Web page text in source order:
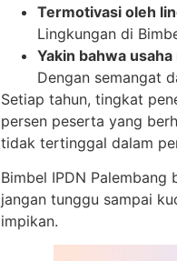
Termotivasi oleh
Lingkungan di
Yakin bahwa
Dengan semangat
Setiap tahun, tingkat
persen peserta yang
tidak tertinggal dalam
Bimbel IPDN
jangan tunggu sampai
impikan.